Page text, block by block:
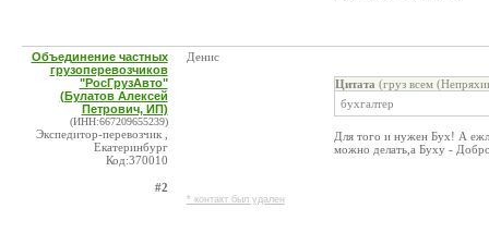
Объединение частных
грузоперевозчиков
"РосГрузАвто"
(Булатов Алексей
Петрович, ИП)
(ИНН:667209655239)
Экспедитор-перевозчик ,
Екатеринбург
Код:370010
#2
Денис
* контакт был удален
Цитата (груз всем
бухгалтер
Для того и нужен Бух! А
можно делать,а Буху -